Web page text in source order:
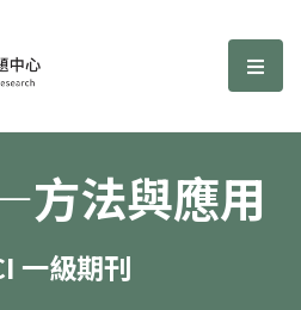
與應用期刊 選
方法與應用
一級期刊